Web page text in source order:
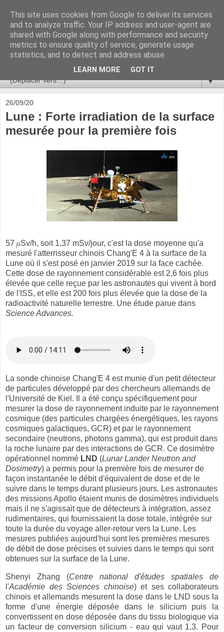
Ça se passe là haut
Astronomie, Astrophysique, Astroparticules, Cosmologie.
L'infini se contemple, indéfiniment. ISSN 2272-5768
▼
26/09/20
Lune : Forte irradiation de la surface
mesurée pour la première fois
57 𝜇Sv/h, soit 1,37 mSv/jour, c'est la dose moyenne qu'a
mesuré l'atterrisseur chinois Chang'E 4 à la surface de la
Lune où il s'est posé en janvier 2019 sur la face cachée.
Cette dose de rayonnement considérable est 2,6 fois plus
élevée que celle reçue par les astronautes qui vivent à bord
de l'ISS, et elle est 200 fois plus élevée que la dose de la
radioactivité naturelle terrestre. Une étude parue dans
Science Advances.
La sonde chinoise Chang'E 4 est munie d'un petit détecteur
de particules développé par des chercheurs allemands de
l'Université de Kiel. Il a été conçu spécifiquement pour
mesurer la dose de rayonnement induite par le rayonnement
cosmique (des particules chargées énergétiques, les rayons
cosmiques galactiques, GCR) et par le rayonnement
secondaire (neutrons, photons gamma), qui est produit dans
la roche lunaire par des interactions de GCR. Ce dosimètre
opérationnel nommé LND (Lunar Lander Neutron and
Dosimetry) a permis pour la première fois de mesurer de
façon instantanée le débit d'équivalent de dose et de le
suivre dans le temps durant plusieurs jours. Les astronautes
des missions Apollo étaient munis de dosimètres individuels
mais il ne s'agissait que de détecteurs à intégration, assez
rudimentaires, qui fournissaient la dose totale, intégrée sur
toute la durée du voyage aller-retour vers la Lune. Les
mesures publiées aujourd'hui sont les premières mesures
de débit de dose précises et suivies dans le temps qui sont
obtenues sur la surface de la Lune.
Shenyi Zhang (Centre national d'études spatiales de
l'Académie des Sciences chinoise) et ses collaborateurs
chinois et allemands mesurent la dose dans le LND sous la
forme d'une énergie déposée dans le silicium puis la
convertissent en dose déposée dans du tissu biologique via
un facteur de conversion silicium - eau qui vaut 1,3. Pour
This site uses cookies from Google to deliver its services
and to analyze traffic. Your IP address and user-agent are
shared with Google along with performance and security
metrics to ensure quality of service, generate usage
statistics, and to detect and address abuse.
LEARN MORE GOT IT